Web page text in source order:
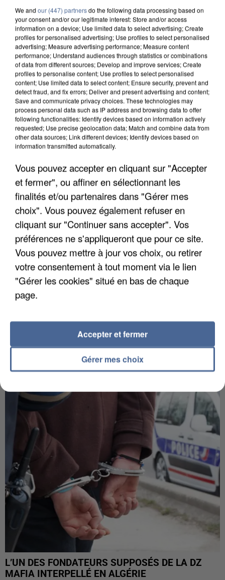
INCENDIES : L’ÎLE-DE-FRANCE LANCE UN ÉLAN
DE SOLIDARITÉ AVEC LES...
APRÈS TOUTES CES CANICULES, LES REFUGES
L’UN DES FONDATEURS SUPPOSÉS DE LA DZ
MAFIA INTERPELLÉ EN ALGÉRIE
We and our (447) partnersdo the following data processing based on
your consent and/or our legitimate interest: Store and/or access
information on a device; Use limited data to select advertising; Create
profiles for personalised advertising; Use profiles to select personalised
advertising; Measure advertising performance; Measure content
performance; Understand audiences through statistics or combinations
of data from different sources; Develop and improve services; Create
profiles to personalise content; Use profiles to select personalised
content; Use limited data to select content; Ensure security, prevent and
detect fraud, and fix errors; Deliver and present advertising and content;
Save and communicate privacy choices. These technologies may
process personal data such as IP address and browsing data to offer
following functionalities: Identify devices based on information actively
requested; Use precise geolocation data; Match and combine data from
other data sources; Link different devices; Identify devices based on
information transmitted automatically.
Vous pouvez accepter en cliquant sur "Accepter
et fermer", ou affiner en sélectionnant les
finalités et/ou partenaires dans "Gérer mes
choix". Vous pouvez également refuser en
cliquant sur "Continuer sans accepter". Vos
préférences ne s'appliqueront que pour ce site.
Vous pouvez mettre à jour vos choix, ou retirer
votre consentement à tout moment via le lien
"Gérer les cookies" situé en bas de chaque
page.
Gérer mes choix
Accepter et fermer